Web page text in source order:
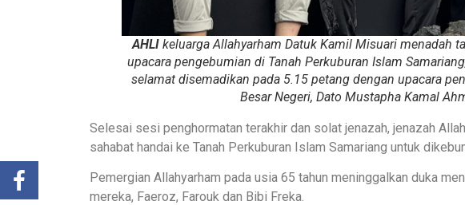
AHLI keluarga Allahyarham Datuk Kamil Misuari menadah
upacara pengebumian di Tanah Perkuburan Islam
selamat disemadikan pada 5.15 petang dengan upacara
Besar Negeri, Dato Mustapha Kamal
Selesai sesi penghormatan terakhir dan solat jenazah, jenazah
sahabat handai ke Tanah Perkuburan Islam Samariang untuk
Pemergian Allahyarham pada usia 65 tahun meninggalkan duka
mereka, Faeroz, Farouk dan Bibi Freka.